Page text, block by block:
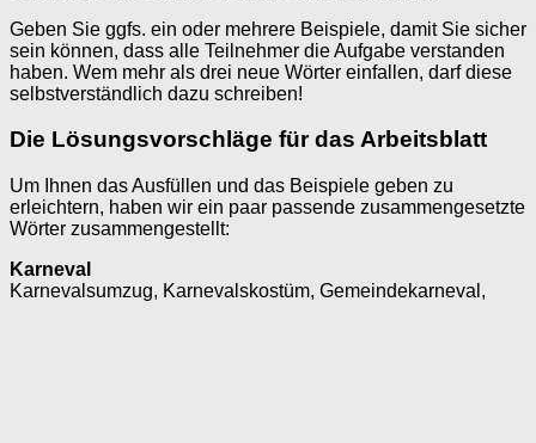
Geben Sie ggfs. ein oder mehrere Beispiele, damit Sie sicher
sein können, dass alle Teilnehmer die Aufgabe verstanden
haben. Wem mehr als drei neue Wörter einfallen, darf diese
selbstverständlich dazu schreiben!
Die Lösungsvorschläge für das Arbeitsblatt
Um Ihnen das Ausfüllen und das Beispiele geben zu
erleichtern, haben wir ein paar passende zusammengesetzte
Wörter zusammengestellt:
Karneval
Karnevalsumzug, Karnevalskostüm, Gemeindekarneval,